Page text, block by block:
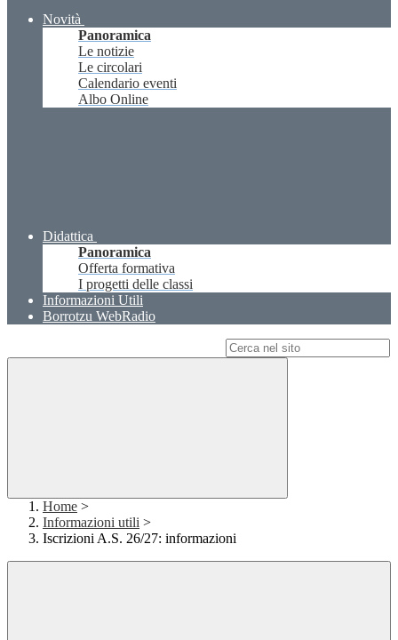
Novità
Panoramica
Le notizie
Le circolari
Calendario eventi
Albo Online
Didattica
Panoramica
Offerta formativa
I progetti delle classi
Informazioni Utili
Borrotzu WebRadio
Home >
Informazioni utili >
Iscrizioni A.S. 26/27: informazioni